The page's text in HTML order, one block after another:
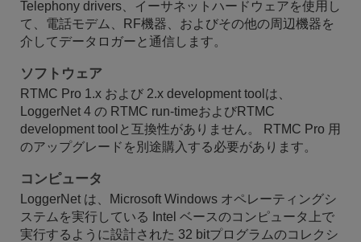
Telephony drivers、イーサネットハードウェアを使用し
て、電話モデム、RF機器、およびその他の周辺機器を
介してデータロガーと通信します。
ソフトウェア
RTMC Pro 1.x および 2.x development toolは、
LoggerNet 4 の RTMC run-timeおよびRTMC
development toolと互換性がありません。 RTMC Pro 用
のアップグレードを別途購入する必要があります。
コンピュータ
LoggerNet は、Microsoft Windows オペレーティングシ
ステムを実行している Intel ベースのコンピュータ上で
実行するように設計された 32 bitプログラムのコレクシ